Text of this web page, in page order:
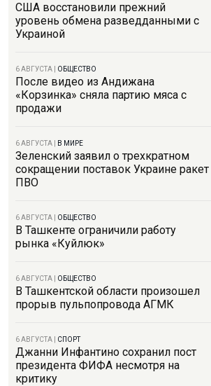
США восстановили прежний
уровень обмена разведданными с
Украиной
6 АВГУСТА ОБЩЕСТВО
После видео из Андижана
«Корзинка» сняла партию мяса с
продажи
6 АВГУСТА В МИРЕ
Зеленский заявил о трехкратном
сокращении поставок Украине ракет
ПВО
6 АВГУСТА ОБЩЕСТВО
В Ташкенте ограничили работу
рынка «Куйлюк»
6 АВГУСТА ОБЩЕСТВО
В Ташкентской области произошел
прорыв пульпопровода АГМК
6 АВГУСТА СПОРТ
Джанни Инфантино сохранил пост
президента ФИФА несмотря на
критику